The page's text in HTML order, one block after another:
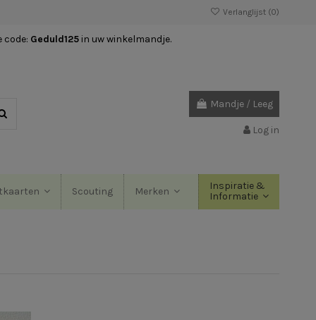
Verlanglijst (0)
code: Geduld125 in uw winkelmandje.
Mandje / Leeg
Log in
Scouting Merken
Inspiratie &
Informatie